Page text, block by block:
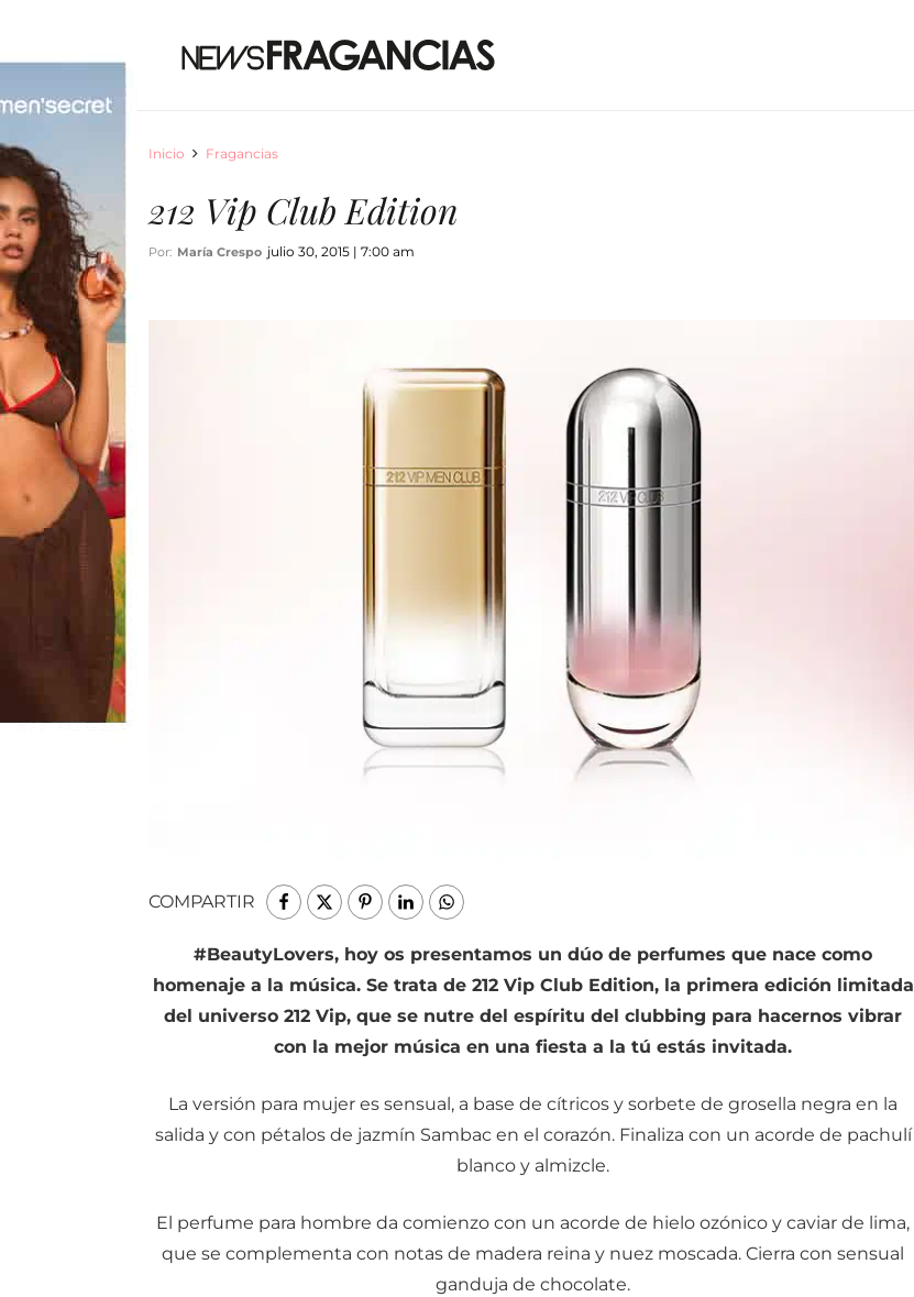
Inicio Fragancias
212 Vip Club Edition
Por: María Crespo julio 30, 2015 | 7:00 am
COMPARTIR
#BeautyLovers, hoy os presentamos un dúo de perfumes que nace como
homenaje a la música. Se trata de 212 Vip Club Edition, la primera edición limitada
del universo 212 Vip, que se nutre del espíritu del clubbing para hacernos vibrar
con la mejor música en una fiesta a la tú estás invitada.
La versión para mujer es sensual, a base de cítricos y sorbete de grosella negra en la
salida y con pétalos de jazmín Sambac en el corazón. Finaliza con un acorde de pachulí
blanco y almizcle.
El perfume para hombre da comienzo con un acorde de hielo ozónico y caviar de lima,
que se complementa con notas de madera reina y nuez moscada. Cierra con sensual
ganduja de chocolate.